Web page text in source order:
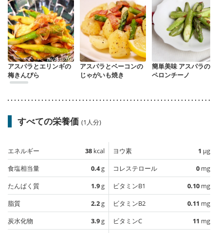
アスパラとエリンギの
梅きんぴら
アスパラとベーコンの
じゃがいも焼き
簡単美味 アスパラのぺ
ペロンチーノ
すべての栄養価 (1人分)
エネルギー 38 kcal
食塩相当量
0.4g
たんぱく質
1.9g
脂質
2.2g
炭水化物
3.9g
ヨウ素 1 µg
コレステロール
0 mg
ビタミンB1
0.10 mg
ビタミンB2
0.11 mg
ビタミンC
11 mg